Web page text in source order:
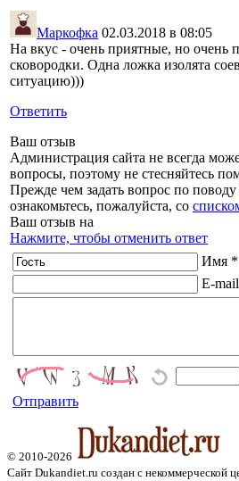
Маркофка 02.03.2018 в 08:05
На вкус - очень приятные, но очень
сковородки. Одна ложка изолята
ситуацию)))
Ответить
Ваш отзыв
Администрация сайта не всегда
вопросы, поэтому не стесняйтесь
Прежде чем задать вопрос по
ознакомьтесь, пожалуйста, со
Ваш отзыв на
Нажмите, чтобы отменить ответ
Имя *
E-
Отправить
© 2010-2026
Сайт Dukandiet.ru создан с некоммерческой